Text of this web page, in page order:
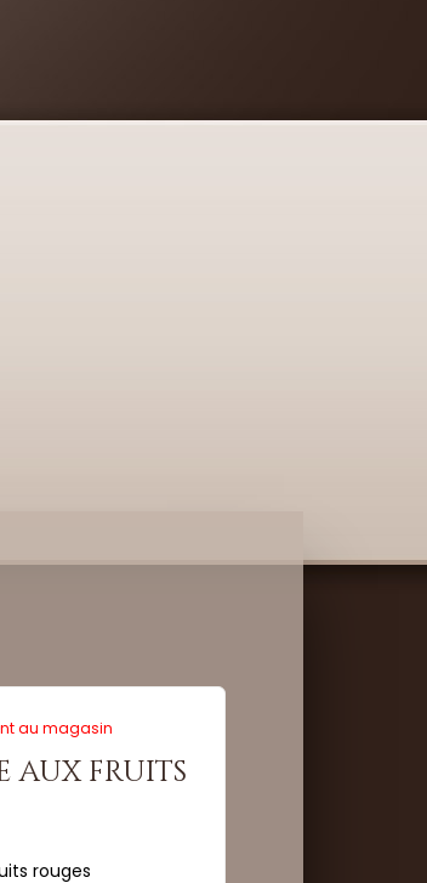
au magasin
aux fruits
rouges